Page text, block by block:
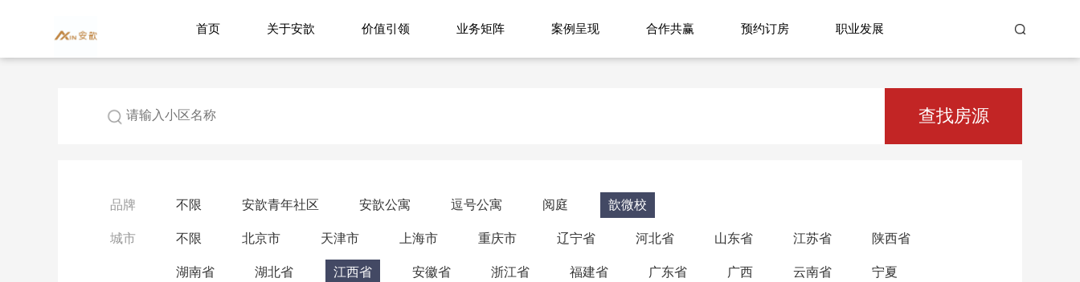
首页 关于安歆 价值引领 业务矩阵 案例呈现 合作共赢 预约订房 职业发展
查找房源
品牌 不限 安歆青年社区 安歆公寓 逗号公寓 阅庭 歆微校
城市 不限 北京市 天津市 上海市 重庆市 辽宁省 河北省 山东省 江苏省 陕西省
湖南省 湖北省 江西省 安徽省 浙江省 福建省 广东省 广西 云南省 宁夏